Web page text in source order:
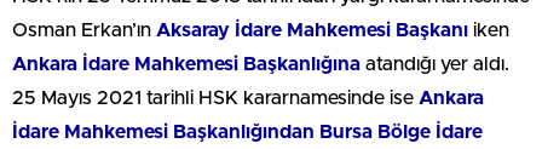
Osman Erkan’ın Aksaray İdare Mahkemesi Başkanı iken
Ankara İdare Mahkemesi Başkanlığına atandığı yer aldı.
25 Mayıs 2021 tarihli HSK kararnamesinde ise Ankara
İdare Mahkemesi Başkanlığından Bursa Bölge İdare